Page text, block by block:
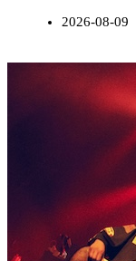
2026-08-09